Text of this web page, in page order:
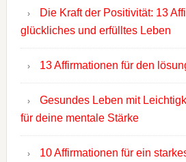
Die Kraft der Positivität: 13
glückliches und erfülltes Leben
13 Affirmationen für den
Gesundes Leben mit
für deine mentale Stärke
10 Affirmationen für ein